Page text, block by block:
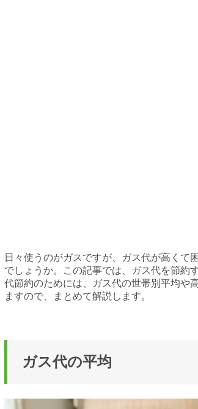
日々使うのがガスですが、ガス代が高くて
でしょうか。この記事では、ガス代を節約
代節約のためには、ガス代の世帯別平均や
ますので、まとめて解説します。
ガス代の平均